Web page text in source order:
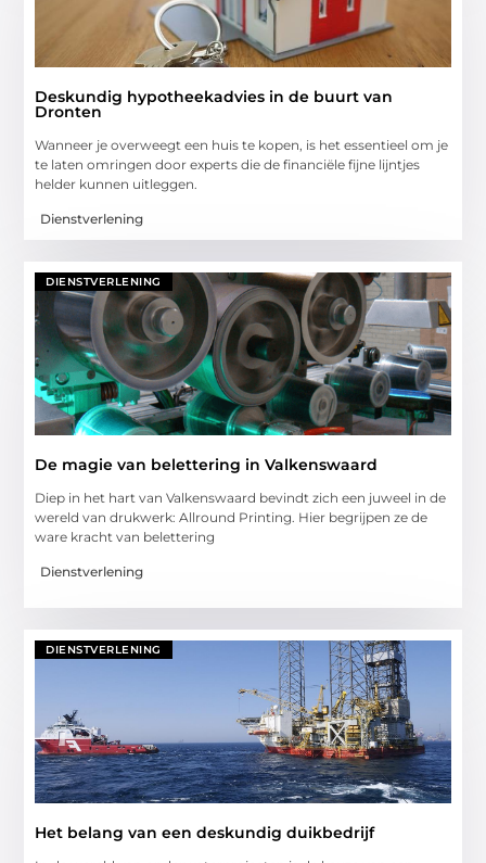
Deskundig hypotheekadvies in de buurt van
Dronten
Wanneer je overweegt een huis te kopen, is het essentieel om je
te laten omringen door experts die de financiële fijne lijntjes
helder kunnen uitleggen.
Dienstverlening
DIENSTVERLENING
De magie van belettering in Valkenswaard
Diep in het hart van Valkenswaard bevindt zich een juweel in de
wereld van drukwerk: Allround Printing. Hier begrijpen ze de
ware kracht van belettering
Dienstverlening
DIENSTVERLENING
Het belang van een deskundig duikbedrijf